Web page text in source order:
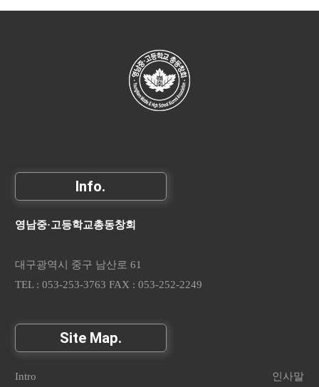
Info.
영남중·고등학교총동창회
대구광역시 중구 남산로 61
TEL : 053-253-3763 FAX : 053-252-2249
Site Map.
Intro 인사말